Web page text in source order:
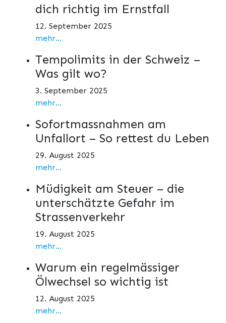
dich richtig im Ernstfall
12. September 2025
mehr...
Tempolimits in der Schweiz –
Was gilt wo?
3. September 2025
mehr...
Sofortmassnahmen am
Unfallort – So rettest du Leben
29. August 2025
mehr...
Müdigkeit am Steuer – die
unterschätzte Gefahr im
Strassenverkehr
19. August 2025
mehr...
Warum ein regelmässiger
Ölwechsel so wichtig ist
12. August 2025
mehr...